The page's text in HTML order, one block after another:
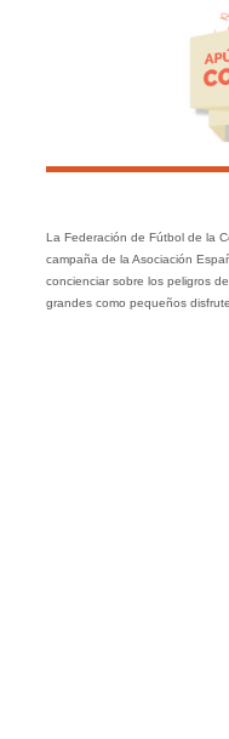
La Federación de Fútbol de la
campaña de la Asociación
concienciar sobre los peligros
grandes como pequeños